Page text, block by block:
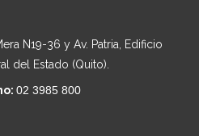
N19-36 y Av. Patria, Edificio
del Estado (Quito).
02 3985 800